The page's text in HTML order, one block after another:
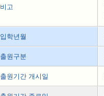
비고
입학년월
출원구분
출원기간 개시일